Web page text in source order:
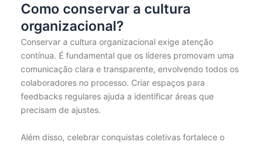
Como conservar a cultura
organizacional?
Conservar a cultura organizacional exige atenção
contínua. É fundamental que os líderes promovam uma
comunicação clara e transparente, envolvendo todos os
colaboradores no processo. Criar espaços para
feedbacks regulares ajuda a identificar áreas que
precisam de ajustes.
Além disso, celebrar conquistas coletivas fortalece o